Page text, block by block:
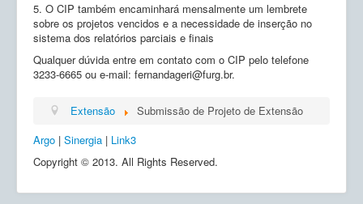
5. O CIP também encaminhará mensalmente um lembrete
sobre os projetos vencidos e a necessidade de inserção no
sistema dos relatórios parciais e finais
Qualquer dúvida entre em contato com o CIP pelo telefone
3233-6665 ou e-mail: fernandageri@furg.br.
Extensão
Submissão de Projeto de Extensão
Argo | Sinergia | Link3
Copyright © 2013. All Rights Reserved.